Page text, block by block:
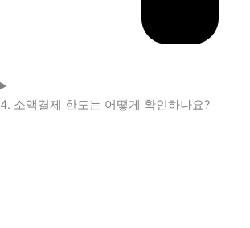
4. 소액결제 한도는 어떻게 확인하나요?